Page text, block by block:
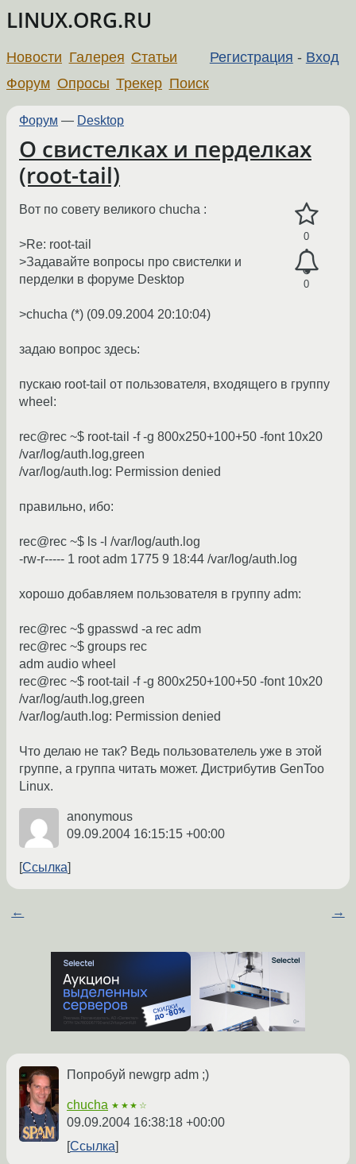
LINUX.ORG.RU
Регистрация - Вход
Новости Галерея Статьи
Форум Опросы Трекер Поиск
Форум — Desktop
О свистелках и перделках
(root-tail)
0
0
Вот по совету великого chucha :
>Re: root-tail
>Задавайте вопросы про свистелки и
перделки в форуме Desktop
>chucha (*) (09.09.2004 20:10:04)
задаю вопрос здесь:
пускаю root-tail от пользователя, входящего в группу
wheel:
rec@rec ~$ root-tail -f -g 800x250+100+50 -font 10x20
/var/log/auth.log,green
/var/log/auth.log: Permission denied
правильно, ибо:
rec@rec ~$ ls -l /var/log/auth.log
-rw-r----- 1 root adm 1775 9 18:44 /var/log/auth.log
хорошо добавляем пользователя в группу adm:
rec@rec ~$ gpasswd -a rec adm
rec@rec ~$ groups rec
adm audio wheel
rec@rec ~$ root-tail -f -g 800x250+100+50 -font 10x20
/var/log/auth.log,green
/var/log/auth.log: Permission denied
Что делаю не так? Ведь пользователель уже в этой
группе, а группа читать может. Дистрибутив GenToo
Linux.
anonymous
09.09.2004 16:15:15 +00:00
Ссылка
← →
Попробуй newgrp adm ;)
chucha ★★★☆
09.09.2004 16:38:18 +00:00
Ссылка